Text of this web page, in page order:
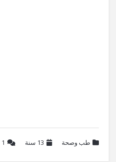
طب وصحة 13 سنة 1